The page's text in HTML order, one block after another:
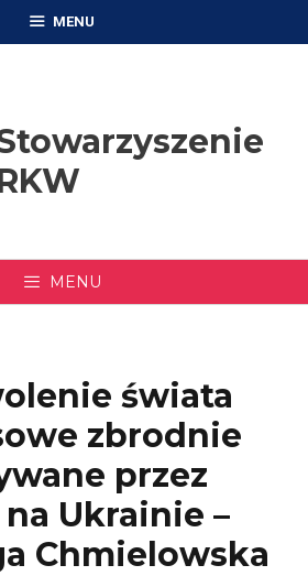
MENU
MENU
świata
zbrodnie
przez
Ukrainie –
Chmielowska